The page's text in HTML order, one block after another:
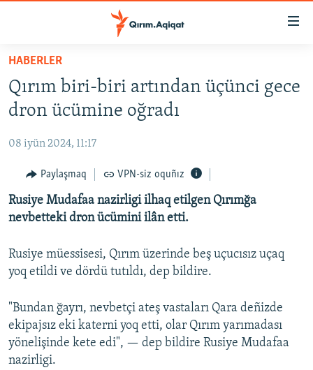
Esas
qaytmaq
Baş
qaytmaq
qaytmaq
HABERLER
SİYASET
CEMİYET
MEDENİYET
İNSAN AQLARI
VİDEO
SÜRET
BLOGLAR
FİKİR
Русский
Українською
HABERLER
Qırım biri-biri artından üçünci gece
dron ücümine oğradı
08 iyün 2024, 11:17
Paylaşmaq VPN-siz oquñız
Rusiye Mudafaa nazirligi ilhaq etilgen Qırımğa
nevbetteki dron ücümini ilân etti.
Rusiye müessisesi, Qırım üzerinde beş uçucısız uçaq
yoq etildi ve dördü tutıldı, dep bildire.
"Bundan ğayrı, nevbetçi ateş vastaları Qara deñizde
ekipajsız eki katerni yoq etti, olar Qırım yarımadası
yönelişinde kete edi", — dep bildire Rusiye Mudafaa
nazirligi.